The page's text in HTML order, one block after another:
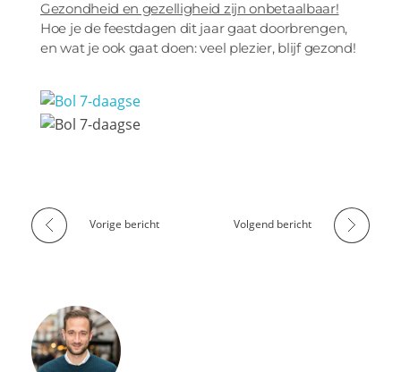
Gezondheid en gezelligheid zijn onbetaalbaar!
Hoe je de feestdagen dit jaar gaat doorbrengen,
en wat je ook gaat doen: veel plezier, blijf gezond!
Vorige bericht Volgend bericht